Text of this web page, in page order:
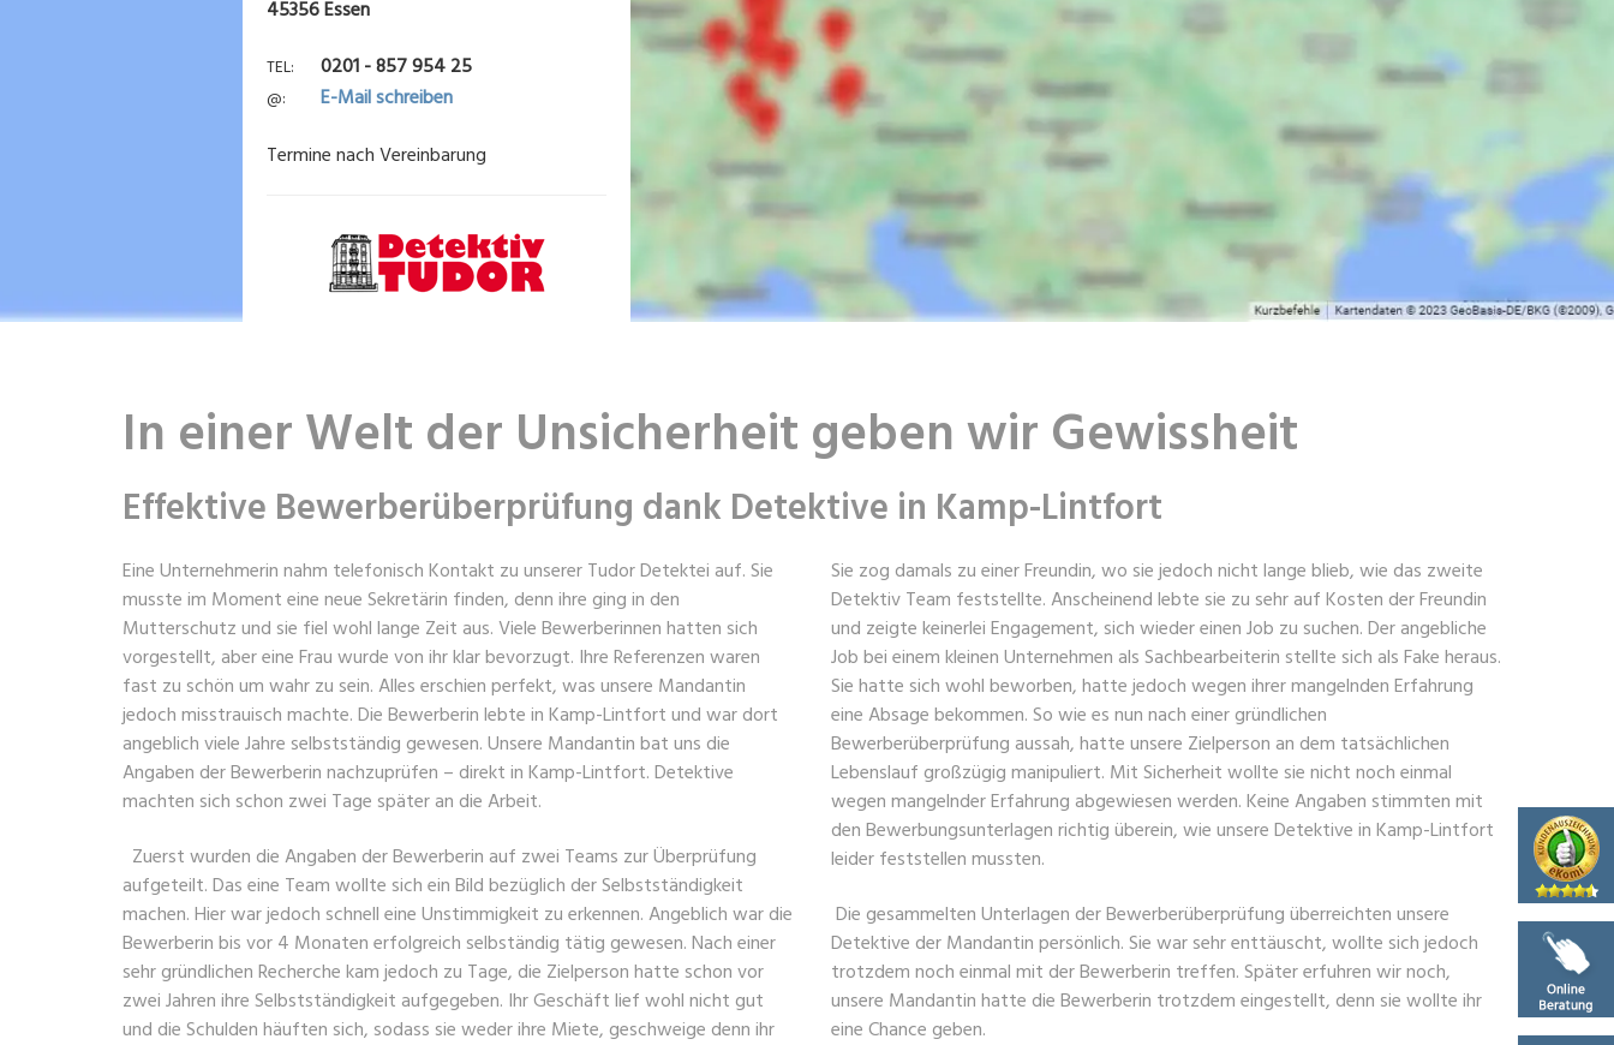
45356 Essen
TEL 0201 - 857 954 25
@
E-Mail schreiben
Termine nach Vereinbarung
In einer Welt der Unsicherheit geben wir Gewissheit
Effektive Bewerberüberprüfung dank Detektive in Kamp-Lintfort
Eine Unternehmerin nahm telefonisch Kontakt zu unserer Tudor Detektei auf. Sie
musste im Moment eine neue Sekretärin finden, denn ihre ging in den
Mutterschutz und sie fiel wohl lange Zeit aus. Viele Bewerberinnen hatten sich
vorgestellt, aber eine Frau wurde von ihr klar bevorzugt. Ihre Referenzen waren
fast zu schön um wahr zu sein. Alles erschien perfekt, was unsere Mandantin
jedoch misstrauisch machte. Die Bewerberin lebte in Kamp-Lintfort und war dort
angeblich viele Jahre selbstständig gewesen. Unsere Mandantin bat uns die
Angaben der Bewerberin nachzuprüfen – direkt in Kamp-Lintfort. Detektive
machten sich schon zwei Tage später an die Arbeit.
Zuerst wurden die Angaben der Bewerberin auf zwei Teams zur Überprüfung
aufgeteilt. Das eine Team wollte sich ein Bild bezüglich der Selbstständigkeit
machen. Hier war jedoch schnell eine Unstimmigkeit zu erkennen. Angeblich war die
Bewerberin bis vor 4 Monaten erfolgreich selbständig tätig gewesen. Nach einer
sehr gründlichen Recherche kam jedoch zu Tage, die Zielperson hatte schon vor
zwei Jahren ihre Selbstständigkeit aufgegeben. Ihr Geschäft lief wohl nicht gut
und die Schulden häuften sich, sodass sie weder ihre Miete, geschweige denn ihr
Sie zog damals zu einer Freundin, wo sie jedoch nicht lange blieb, wie das zweite
Detektiv Team feststellte. Anscheinend lebte sie zu sehr auf Kosten der Freundin
und zeigte keinerlei Engagement, sich wieder einen Job zu suchen. Der angebliche
Job bei einem kleinen Unternehmen als Sachbearbeiterin stellte sich als Fake heraus.
Sie hatte sich wohl beworben, hatte jedoch wegen ihrer mangelnden Erfahrung
eine Absage bekommen. So wie es nun nach einer gründlichen
Bewerberüberprüfung aussah, hatte unsere Zielperson an dem tatsächlichen
Lebenslauf großzügig manipuliert. Mit Sicherheit wollte sie nicht noch einmal
wegen mangelnder Erfahrung abgewiesen werden. Keine Angaben stimmten mit
den Bewerbungsunterlagen richtig überein, wie unsere Detektive in Kamp-Lintfort
leider feststellen mussten.
Die gesammelten Unterlagen der Bewerberüberprüfung überreichten unsere
Detektive der Mandantin persönlich. Sie war sehr enttäuscht, wollte sich jedoch
trotzdem noch einmal mit der Bewerberin treffen. Später erfuhren wir noch,
unsere Mandantin hatte die Bewerberin trotzdem eingestellt, denn sie wollte ihr
eine Chance geben.